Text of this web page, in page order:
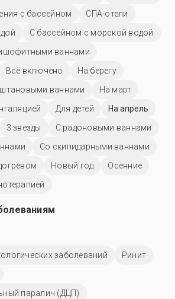
с бассейном
СПА-отели
С бассейном с морской водой
ваннами
Всё включено
На берегу
ваннами
На март
Для детей
На апрель
3 звезды
С радоновыми ваннами
Со скипидарными ваннами
Новый год
Осенние
заболеваний
Ринит
паралич (ДЦП)